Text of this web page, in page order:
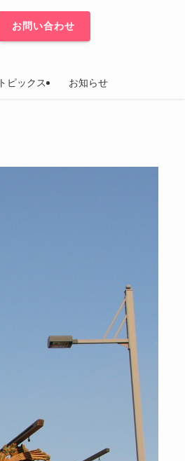
トピックス お知らせ
お問い合わせ